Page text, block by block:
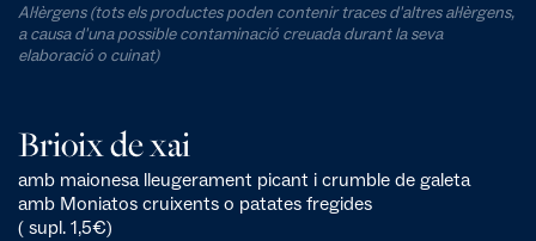
Al·lèrgens (tots els productes poden contenir traces d'altres al·lèrgens,
a causa d'una possible contaminació creuada durant la seva
elaboració o cuinat)
Brioix de xai
amb maionesa lleugerament picant i crumble de galeta
amb Moniatos cruixents o patates fregides
( supl. 1,5€)